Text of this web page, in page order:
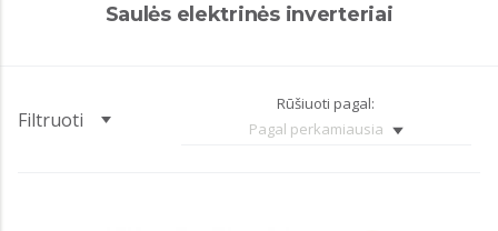
Saulės elektrinės inverteriai
Filtruoti
Rūšiuoti pagal:
Pagal perkamiausia